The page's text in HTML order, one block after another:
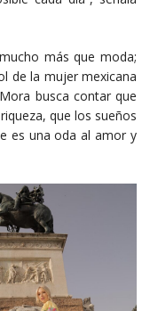
más que moda;
de la mujer mexicana
busca contar que
que los sueños
es una oda al amor y